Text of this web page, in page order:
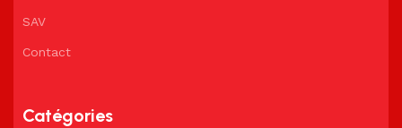
SAV
Contact
Catégories